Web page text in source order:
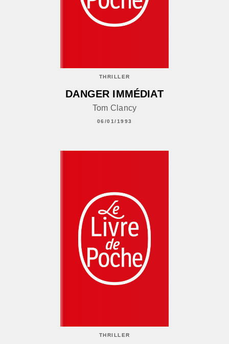
THRILLER
DANGER IMMÉDIAT
Tom Clancy
06/01/1993
THRILLER